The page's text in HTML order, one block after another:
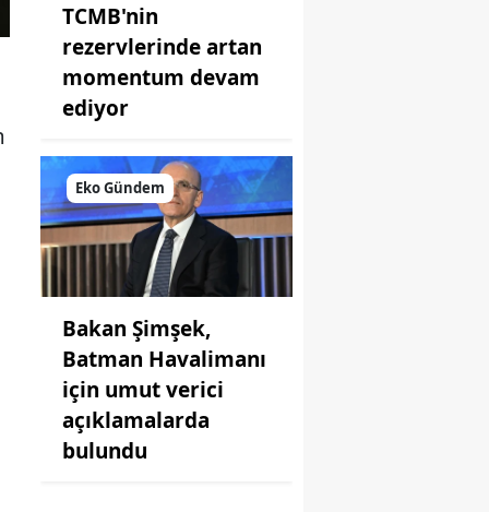
TCMB'nin
rezervlerinde artan
momentum devam
ediyor
Eko Gündem
Bakan Şimşek,
Batman Havalimanı
için umut verici
açıklamalarda
bulundu